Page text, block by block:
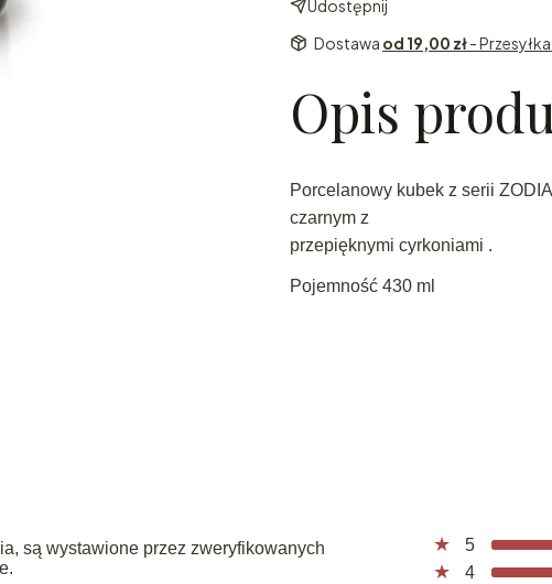
Udostępnij
Dostawa od 19,00 zł-
Opis
Porcelanowy kubek z serii
czarnym z
przepięknymi cyrkoniami .
Pojemność 430 ml
są wystawione przez zweryfikowanych
5
4